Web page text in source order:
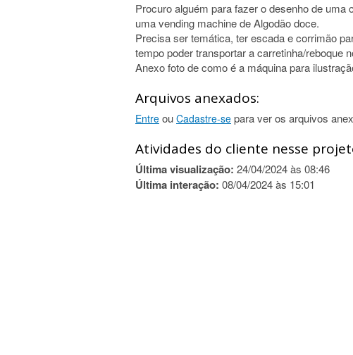
Procuro alguém para fazer o desenho de uma
uma vending machine de Algodão doce.
Precisa ser temática, ter escada e corrimão
tempo poder transportar a carretinha/reboque
Anexo foto de como é a máquina para
Arquivos anexados:
Entre ou Cadastre-se para ver os arquivos
Atividades do cliente nesse
Última visualização: 24/04/2024 às 08:46
Última interação: 08/04/2024 às 15:01